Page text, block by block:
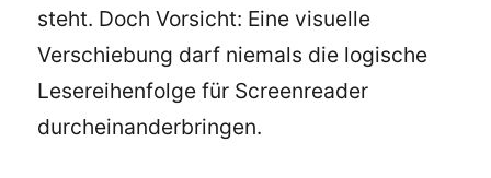
steht. Doch Vorsicht: Eine visuelle
Verschiebung darf niemals die logische
Lesereihenfolge für Screenreader
durcheinanderbringen.